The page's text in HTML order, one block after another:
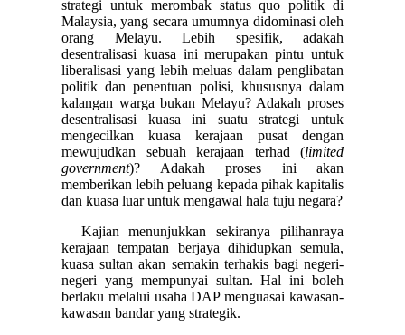
strategi untuk merombak status quo politik di
Malaysia, yang secara umumnya didominasi oleh
orang Melayu. Lebih spesifik, adakah
desentralisasi kuasa ini merupakan pintu untuk
liberalisasi yang lebih meluas dalam penglibatan
politik dan penentuan polisi, khususnya dalam
kalangan warga bukan Melayu? Adakah proses
desentralisasi kuasa ini suatu strategi untuk
mengecilkan kuasa kerajaan pusat dengan
mewujudkan sebuah kerajaan terhad (limited
government)? Adakah proses ini akan
memberikan lebih peluang kepada pihak kapitalis
dan kuasa luar untuk mengawal hala tuju negara?
Kajian menunjukkan sekiranya pilihanraya
kerajaan tempatan berjaya dihidupkan semula,
kuasa sultan akan semakin terhakis bagi negeri-
negeri yang mempunyai sultan. Hal ini boleh
berlaku melalui usaha DAP menguasai kawasan-
kawasan bandar yang strategik.